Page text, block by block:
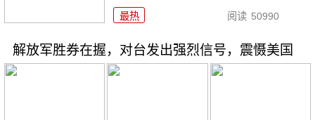
最热 阅读 50990
解放军胜券在握，对台发出强烈信号，震慑美国